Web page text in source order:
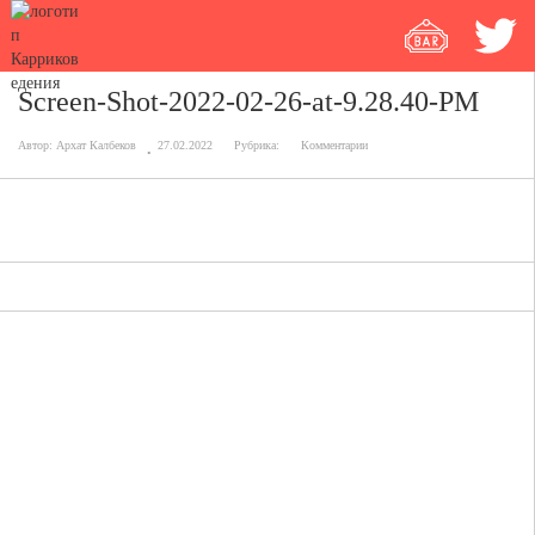
Screen-Shot-2022-02-26-at-9.28.40-PM
Автор: Архат Калбеков 27.02.2022 Рубрика: Комментарии